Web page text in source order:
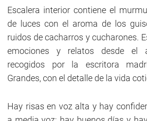
Escalera interior contiene el
de luces con el aroma de los
ruidos de cacharros y cucharones.
emociones y relatos desde el
recogidos por la escritora
Grandes, con el detalle de la vida
Hay risas en voz alta y hay